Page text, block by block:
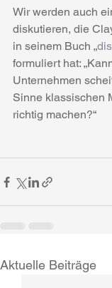
Wir werden auch
diskutieren, die
in seinem Buch „
formuliert hat:
Unternehmen
Sinne klassischen
richtig machen?“
Aktuelle Beiträge